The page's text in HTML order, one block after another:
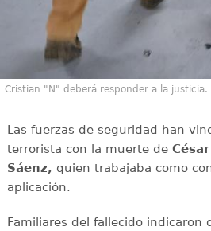
Cristian "N" deberá responder a la justicia.
Las fuerzas de seguridad han
terrorista con la muerte de
Sáenz, quien trabajaba como
aplicación.
Familiares del fallecido indicaron